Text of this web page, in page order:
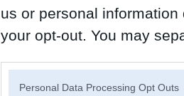
us or personal
your opt-out. You may
Personal Data Processing Opt Outs